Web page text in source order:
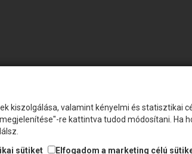
kiszolgálása, valamint kényelmi és statisztikai
re kattintva tudod módosítani. Ha
sütiket Elfogadom a marketing célú